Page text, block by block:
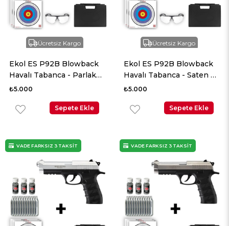
Ücretsiz Kargo
Ekol ES P92B Blowback
Havalı Tabanca - Parlak
Beyaz + 10 Adet Co2 + 3
Çantası + Balistik Gözlük
₺5.000
Sepete Ekle
Ücretsiz Kargo
Ekol ES P92B Blowback
Havalı Tabanca - Saten +
10 Adet Co2 + 3 Adet
Çantası + Balistik Gözlük
₺5.000
Sepete Ekle
VADE FARKSIZ 3 TAKSİT VADE FARKSIZ 3 TAKSİT